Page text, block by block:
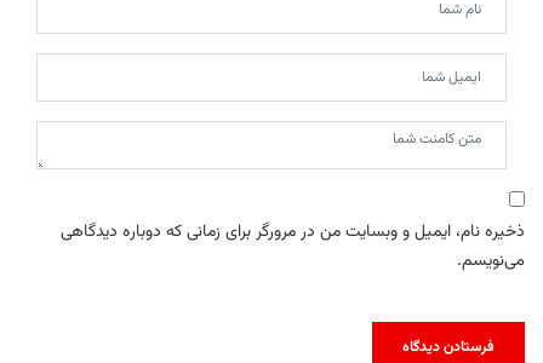
ذخیره نام، ایمیل و وبسایت من در مرورگر برای زمانی که دوباره دیدگاهی
می‌نویسم.